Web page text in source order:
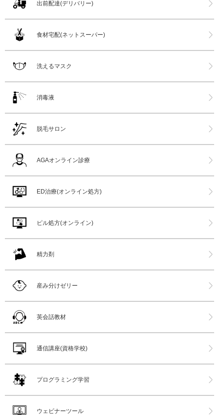
出前配達(デリバリー)
食材宅配(ネットスーパー)
洗えるマスク
消毒液
脱毛サロン
AGAオンライン診療
ED治療(オンライン処方)
ピル処方(オンライン)
精力剤
産み分けゼリー
英会話教材
通信講座(資格学校)
プログラミング学習
ウェビナーツール